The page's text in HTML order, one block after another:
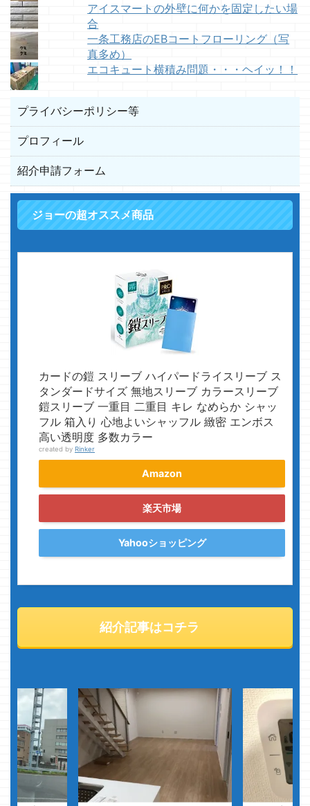
アイスマートの外壁に何かを固定したい場
合
一条工務店のEBコートフローリング（写
真多め）
エコキュート横積み問題・・・ヘイッ！！
プライバシーポリシー等
プロフィール
紹介申請フォーム
ジョーの超オススメ商品
カードの鎧 スリーブ ハイパードライスリーブ ス
タンダードサイズ 無地スリーブ カラースリーブ
鎧スリーブ 一重目 二重目 キレ なめらか シャッ
フル 箱入り 心地よいシャッフル 緻密 エンボス
高い透明度 多数カラー
created by Rinker
Amazon
楽天市場
Yahooショッピング
紹介記事はコチラ